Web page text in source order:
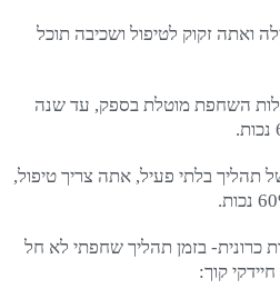
זקוק לטיפול ושכיבה תוכל
השחפת מוטלת בספק, עד שנה
בלתי פעיל, אתה צריך טיפול,
בזמן תהליך שחפתי לא חל
קוך: